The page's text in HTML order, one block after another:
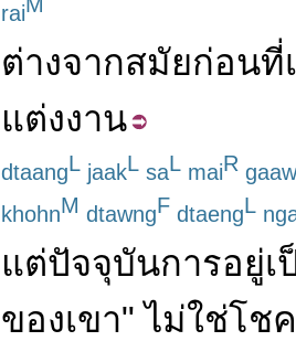
rai
ต่างจากสมัยก่อนที่
แต่งงาน
dtaangL jaakL saL maiR
khohnM dtawngF dtaengL
แต่ปัจจุบันการอยู่
ของเขา"ไม่ใช่โช